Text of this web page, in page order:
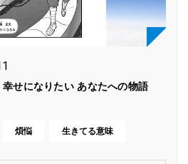
せになりたい あなたへの物語
煩悩 生きてる意味